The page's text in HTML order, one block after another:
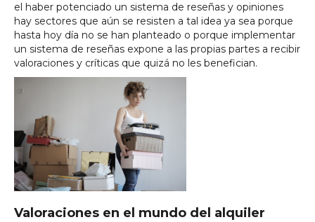
el haber potenciado un sistema de reseñas y opiniones
hay sectores que aún se resisten a tal idea ya sea porque
hasta hoy día no se han planteado o porque implementar
un sistema de reseñas expone a las propias partes a recibir
valoraciones y críticas que quizá no les benefician.
Valoraciones en el mundo del alquiler